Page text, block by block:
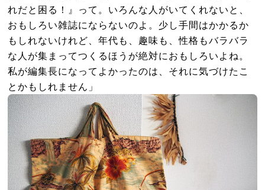
れだと困る！』って。いろんな人がいてくれないと、
おもしろい雑誌にならないのよ。少し手間はかかるか
もしれないけれど、年代も、趣味も、性格もバラバラ
な人が集まってつくるほうが絶対におもしろいよね。
私が編集長になってよかったのは、それに気づけたこ
とかもしれません」